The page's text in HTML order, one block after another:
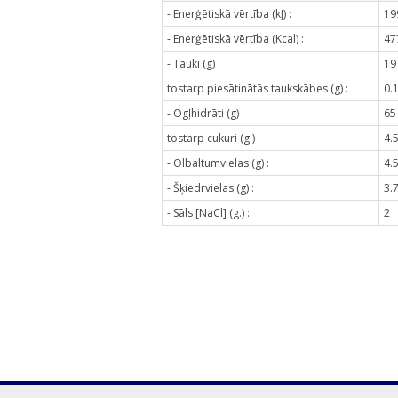
- Enerģētiskā vērtība (kJ) :
- Enerģētiskā vērtība (Kcal) :
- Tauki (g) :
19
tostarp piesātinātās taukskābes (g) :
0.1
- Ogļhidrāti (g) :
65
tostarp cukuri (g.) :
- Olbaltumvielas (g) :
- Šķiedrvielas (g) :
3.7
- Sāls [NaCl] (g.) :
2